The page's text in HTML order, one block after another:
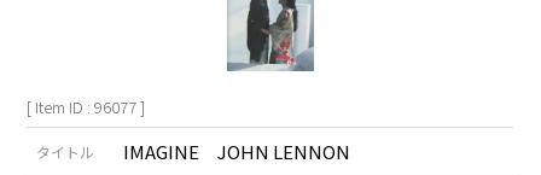
[ Item ID : 96077 ]
タイトル IMAGINE JOHN LENNON